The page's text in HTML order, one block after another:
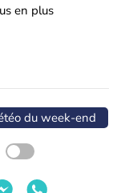
en plus
du week-end